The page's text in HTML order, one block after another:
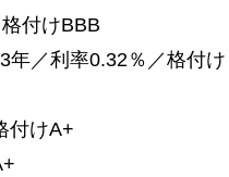
付けBBB
年／利率0.32％／格付け
付けA+